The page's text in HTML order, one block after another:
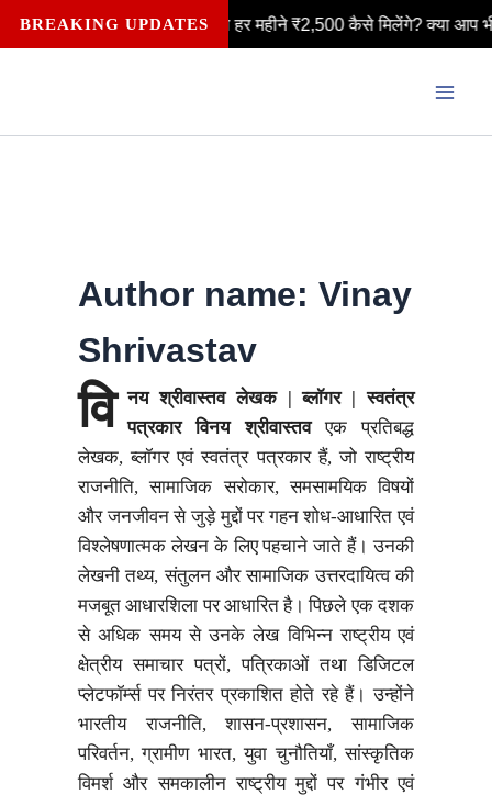
Skip
to
BREAKING UPDATES
लक्ष्मी योजना: महिलाओं को हर महीने ₹2,500 कैसे मिलेंगे? क्या आप भी
Author name: Vinay
Shrivastav
वि नय श्रीवास्तव लेखक | ब्लॉगर | स्वतंत्र
पत्रकार
विनय श्रीवास्तवएक प्रतिबद्ध
लेखक, ब्लॉगर एवं स्वतंत्र पत्रकार हैं, जो राष्ट्रीय
राजनीति, सामाजिक सरोकार, समसामयिक विषयों
और जनजीवन से जुड़े मुद्दों पर गहन शोध-आधारित एवं
विश्लेषणात्मक लेखन के लिए पहचाने जाते हैं। उनकी
लेखनी तथ्य, संतुलन और सामाजिक उत्तरदायित्व की
मजबूत आधारशिला पर आधारित है। पिछले एक दशक
से अधिक समय से उनके लेख विभिन्न राष्ट्रीय एवं
क्षेत्रीय समाचार पत्रों, पत्रिकाओं तथा डिजिटल
प्लेटफॉर्म्स पर निरंतर प्रकाशित होते रहे हैं। उन्होंने
भारतीय राजनीति, शासन-प्रशासन, सामाजिक
परिवर्तन, ग्रामीण भारत, युवा चुनौतियाँ, सांस्कृतिक
विमर्श और समकालीन राष्ट्रीय मुद्दों पर गंभीर एवं